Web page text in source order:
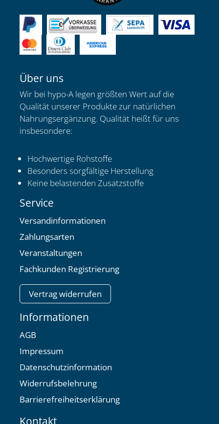
Über uns
Wir bei hypo-A legen größten Wert auf die
Qualität unserer Produkte zur natürlichen
Nahrungsergänzung. Qualität heißt für uns
insbesondere:
Hochwertige Rohstoffe
Besonders sorgfältige Herstellung
Keine belastenden Zusatzstoffe
Service
Versandinformationen
Zahlungsarten
Veranstaltungen
Fachkunden Registrierung
Vertrag widerrufen
Informationen
AGB
Impressum
Datenschutzinformation
Widerrufsbelehrung
Barrierefreiheitserklärung
Kontakt